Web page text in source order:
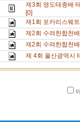
제3회 영도태종배
[0]
제1회 포카리스웨
제2회 수려한합천
제2회 수려한합천
제 4회 울산광역시